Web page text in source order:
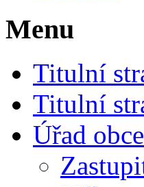
Menu
Titulní
Titulní
Úřad obce